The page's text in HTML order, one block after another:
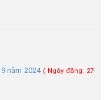
năm 2024 ( Ngày đăng: 27-